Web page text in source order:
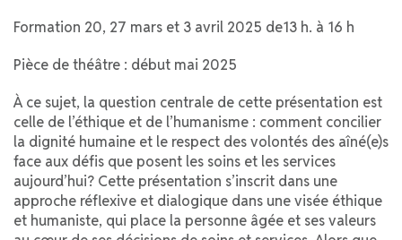
Formation 20, 27 mars et 3 avril 2025 de13 h. à 16 h
Pièce de théâtre : début mai 2025
À ce sujet, la question centrale de cette présentation est
celle de l’éthique et de l’humanisme : comment concilier
la dignité humaine et le respect des volontés des aîné(e)s
face aux défis que posent les soins et les services
aujourd’hui? Cette présentation s’inscrit dans une
approche réflexive et dialogique dans une visée éthique
et humaniste, qui place la personne âgée et ses valeurs